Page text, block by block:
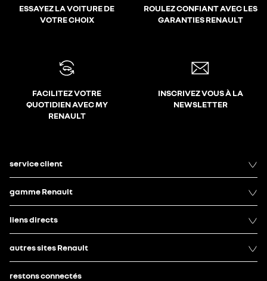
ESSAYEZ LA VOITURE DE
VOTRE CHOIX
ROULEZ CONFIANT AVEC LES
GARANTIES RENAULT
FACILITEZ VOTRE
QUOTIDIEN AVEC MY
RENAULT
INSCRIVEZ VOUS À LA
NEWSLETTER
service client
gamme Renault
liens directs
autres sites Renault
restons connectés